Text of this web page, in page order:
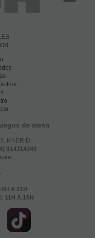
de mesa
MADRID.
914314349
A 21H
11H A 15H